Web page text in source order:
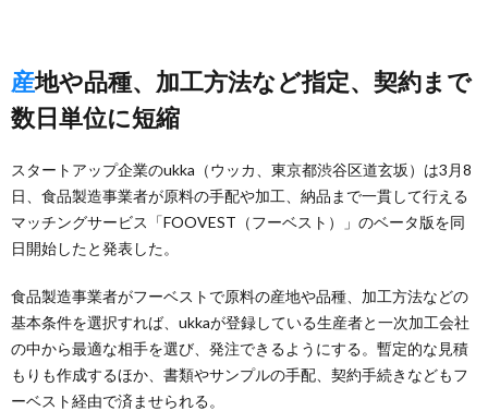
産地や品種、加工方法など指定、契約まで
数日単位に短縮
スタートアップ企業のukka（ウッカ、東京都渋谷区道玄坂）は3月8
日、食品製造事業者が原料の手配や加工、納品まで一貫して行える
マッチングサービス「FOOVEST（フーベスト）」のベータ版を同
日開始したと発表した。
食品製造事業者がフーベストで原料の産地や品種、加工方法などの
基本条件を選択すれば、ukkaが登録している生産者と一次加工会社
の中から最適な相手を選び、発注できるようにする。暫定的な見積
もりも作成するほか、書類やサンプルの手配、契約手続きなどもフ
ーベスト経由で済ませられる。